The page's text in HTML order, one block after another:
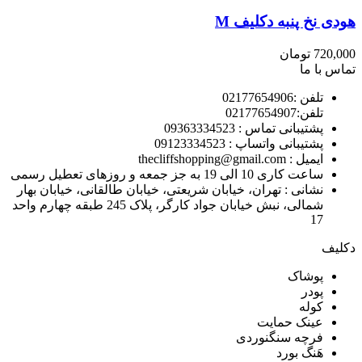
هودی نخ پنبه دکلیف M
720,000 تومان
تماس با ما
تلفن :02177654906
تلفن:02177654907
پشتیبانی تماس : 09363334523
پشتیبانی واتساپ : 09123334523
ايميل : thecliffshopping@gmail.com
ساعت کاری 10 الی 19 به جز جمعه و روزهای تعطیل رسمی
نشانی : تهران، خیابان شریعتی، خیابان طالقانی، خیابان بهار
شمالی، نبش خیابان جواد کارگر، پلاک 245 طبقه چهارم واحد
17
دکلیف​
پوشاک
پودر
کوله
عینک حمایت
فرچه سنگنوردی
هَنگ بورد